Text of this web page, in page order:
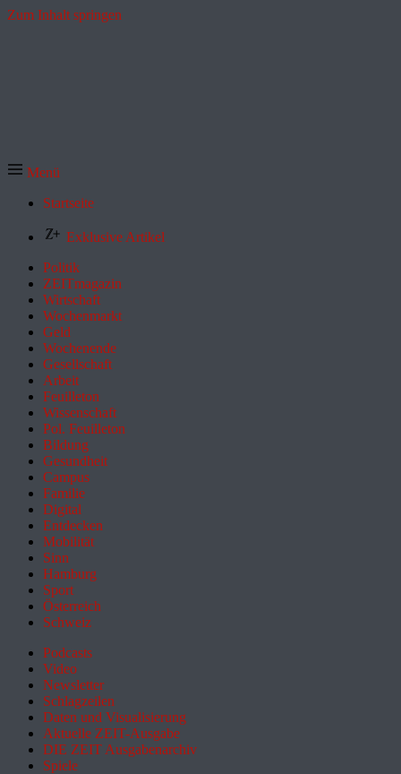
Zum Inhalt springen
Menü
Startseite
Exklusive Artikel
Politik
ZEITmagazin
Wirtschaft
Wochenmarkt
Geld
Wochenende
Gesellschaft
Arbeit
Feuilleton
Wissenschaft
Pol. Feuilleton
Bildung
Gesundheit
Campus
Familie
Digital
Entdecken
Mobilität
Sinn
Hamburg
Sport
Österreich
Schweiz
Podcasts
Video
Newsletter
Schlagzeilen
Daten und Visualisierung
Aktuelle ZEIT-Ausgabe
DIE ZEIT Ausgabenarchiv
Spiele